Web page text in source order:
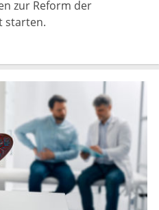
zur Reform der
starten.